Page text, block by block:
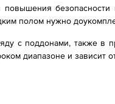
повышения безопасности
полом нужно
с поддонами, также в
диапазоне и зависит